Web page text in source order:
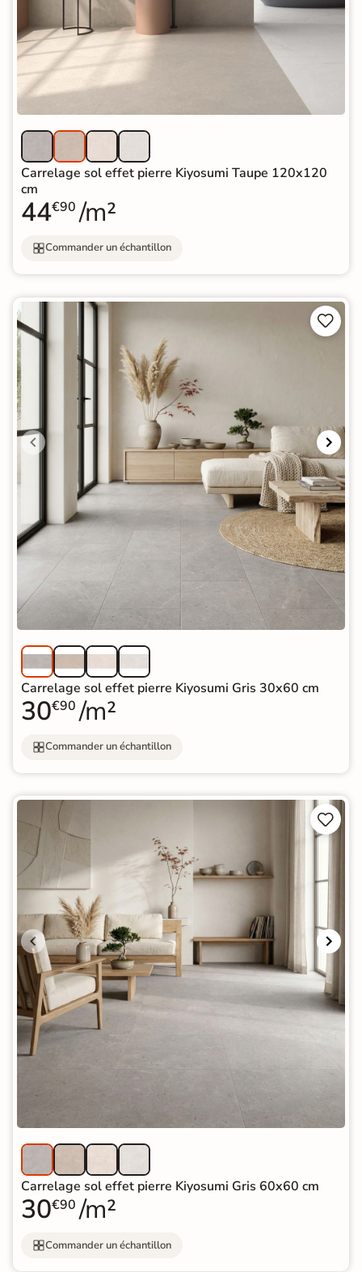
Carrelage sol effet pierre Kiyosumi Taupe 120x120
cm
44€90 /m²
Commander un échantillon


Carrelage sol effet pierre Kiyosumi Gris 30x60 cm
30€90 /m²
Commander un échantillon


Carrelage sol effet pierre Kiyosumi Gris 60x60 cm
30€90 /m²
Commander un échantillon